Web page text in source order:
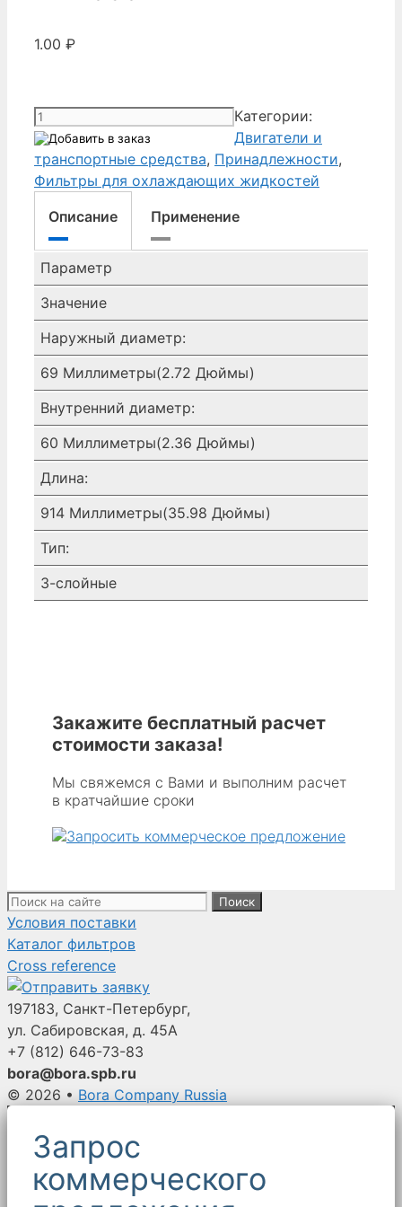
1.00 ₽
Количество
товара
Шланг
для
P171383
Категории:
Двигатели и
транспортные средства, Принадлежности,
Фильтры для охлаждающих жидкостей
Описание
Применение
Параметр
Значение
Наружный диаметр:
69 Миллиметры(2.72 Дюймы)
Внутренний диаметр:
60 Миллиметры(2.36 Дюймы)
Длина:
914 Миллиметры(35.98 Дюймы)
Тип:
3-слойные
Закажите бесплатный расчет
стоимости заказа!
Мы свяжемся с Вами и выполним расчет
в кратчайшие сроки
Поиск:
Условия поставки
Каталог фильтров
Cross reference
197183, Санкт-Петербург,
ул. Сабировская, д. 45А
+7 (812) 646-73-83
bora@bora.spb.ru
© 2026 • Bora Company Russia
Запрос
коммерческого